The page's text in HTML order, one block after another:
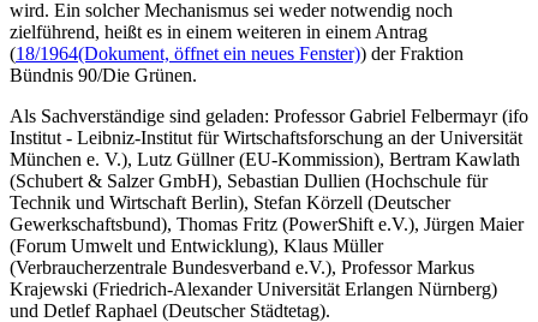
wird. Ein solcher Mechanismus sei weder notwendig noch
zielführend, heißt es in einem weiteren in einem Antrag
(18/1964(Dokument, öffnet ein neues Fenster)) der Fraktion
Bündnis 90/Die Grünen.
Als Sachverständige sind geladen: Professor Gabriel Felbermayr (ifo
Institut - Leibniz-Institut für Wirtschaftsforschung an der Universität
München e. V.), Lutz Güllner (EU-Kommission), Bertram Kawlath
(Schubert & Salzer GmbH), Sebastian Dullien (Hochschule für
Technik und Wirtschaft Berlin), Stefan Körzell (Deutscher
Gewerkschaftsbund), Thomas Fritz (PowerShift e.V.), Jürgen Maier
(Forum Umwelt und Entwicklung), Klaus Müller
(Verbraucherzentrale Bundesverband e.V.), Professor Markus
Krajewski (Friedrich-Alexander Universität Erlangen Nürnberg)
und Detlef Raphael (Deutscher Städtetag).